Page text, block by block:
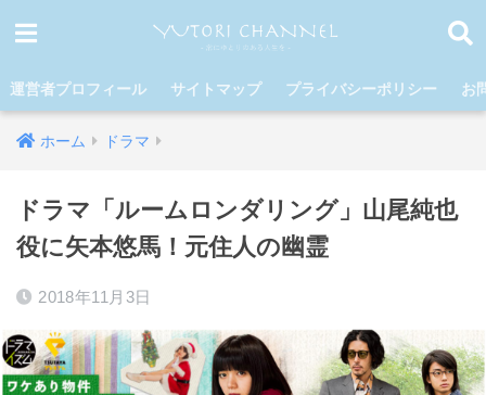
運営者プロフィール サイトマップ プライバシーポリシー お
ホーム ドラマ
ドラマ「ルームロンダリング」山尾純也
役に矢本悠馬！元住人の幽霊
2018年11月3日